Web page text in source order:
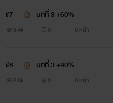
มีนามารี
#7 บทที่ 3 +60%
3.4k 0 0 หน้า
#8 บทที่ 3 +90%
2.6k 0 0 หน้า